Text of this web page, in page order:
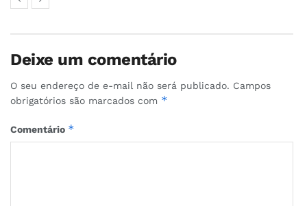
Deixe um comentário
O seu endereço de e-mail não será publicado. Campos
obrigatórios são marcados com *
Comentário *